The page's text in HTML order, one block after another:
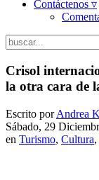
Contáctenos ▿
Crisol
la otra cara de
Escrito porAndrea
Sábado, 29
en Turismo, Cultura,